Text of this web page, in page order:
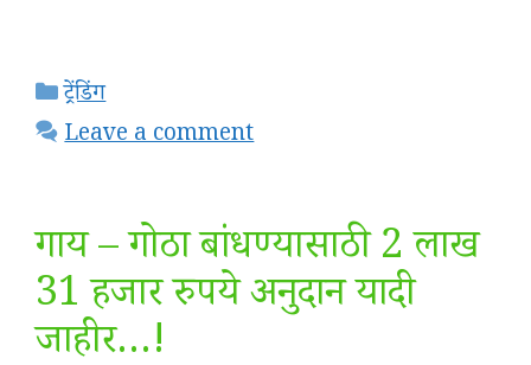
Categories
ट्रेंडिंग
Leave a comment
गाय – गोठा बांधण्यासाठी 2 लाख
31 हजार रुपये अनुदान यादी
जाहीर…!